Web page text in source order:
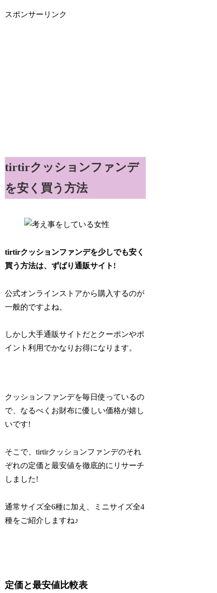
スポンサーリンク
tirtirクッションファンデ
を安く買う方法
tirtirクッションファンデを少しでも安く
買う方法は、ずばり通販サイト!
公式オンラインストアから購入するのが
一般的ですよね。
しかし大手通販サイトだとクーポンやポ
イント利用でかなりお得になります。
クッションファンデを毎日使っているの
で、なるべくお財布に優しい価格が嬉し
いです!
そこで、tirtirクッションファンデのそれ
ぞれの定価と最安値を徹底的にリサーチ
しました!
通常サイズ全6種に加え、ミニサイズ全4
種をご紹介しますね♪
定価と最安値比較表